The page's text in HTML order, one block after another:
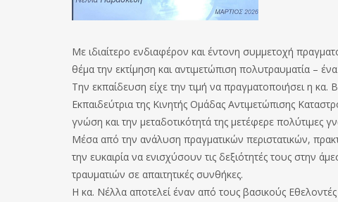
Με ιδιαίτερο ενδιαφέρον και έντονη συμμετοχή
θέμα την εκτίμηση και αντιμετώπιση πολυτραυματία –
Την εκπαίδευση είχε την τιμή να πραγματοποιήσει η κα.
Εκπαιδεύτρια της Κινητής Ομάδας Αντιμετώπισης
γνώση και την μεταδοτικότητά της μετέφερε πολύτιμες
Μέσα από την ανάλυση πραγματικών περιστατικών,
την ευκαιρία να ενισχύσουν τις δεξιότητές τους στην
τραυματιών σε απαιτητικές συνθήκες.
Η κα. Νέλλα αποτελεί έναν από τους βασικούς